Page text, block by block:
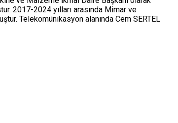
2017-2024 yılları arasında Mimar ve
Telekomünikasyon alanında Cem SERTEL